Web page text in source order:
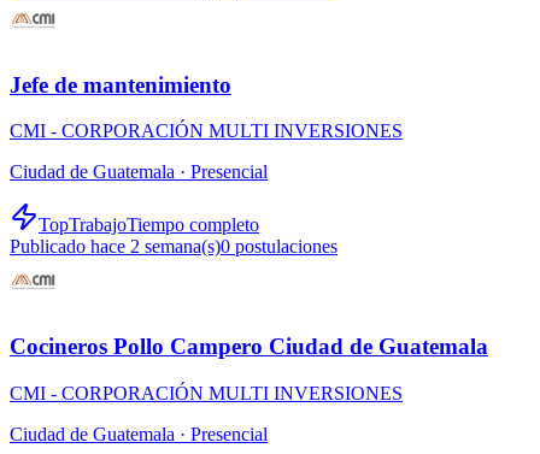
Jefe de mantenimiento
CMI - CORPORACIÓN MULTI INVERSIONES
Ciudad de Guatemala · Presencial
TopTrabajoTiempo completo
Publicado hace 2 semana(s)0 postulaciones
Cocineros Pollo Campero Ciudad de Guatemala
CMI - CORPORACIÓN MULTI INVERSIONES
Ciudad de Guatemala · Presencial